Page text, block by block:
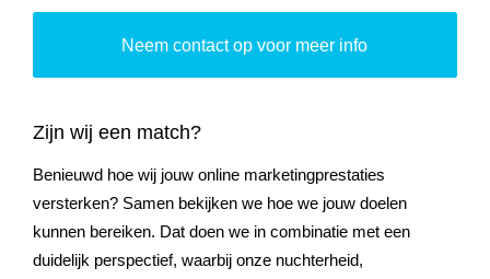
Neem contact op voor meer info
Zijn wij een match?
Benieuwd hoe wij jouw online marketingprestaties
versterken? Samen bekijken we hoe we jouw doelen
kunnen bereiken. Dat doen we in combinatie met een
duidelijk perspectief, waarbij onze nuchterheid,